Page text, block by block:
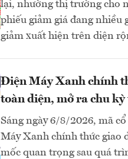
lại, nhường thị trường cho
phiếu giảm giá đang nhiều
giảm xuất hiện trên diện
Điện Máy Xanh chính
toàn diện, mở ra chu
Sáng ngày 6/8/2026, mã
Máy Xanh chính thức giao
mốc quan trọng sau quá